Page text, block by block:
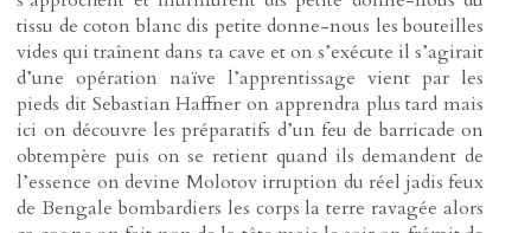
tissu de coton blanc dis petite donne-nous les bouteilles
vides qui traînent dans ta cave et on s’exécute il s’agirait
d’une opération naïve l’apprentissage vient par les
pieds dit Sebastian Haffner on apprendra plus tard mais
ici on découvre les préparatifs d’un feu de barricade on
obtempère puis on se retient quand ils demandent de
l’essence on devine Molotov irruption du réel jadis feux
de Bengale bombardiers les corps la terre ravagée alors